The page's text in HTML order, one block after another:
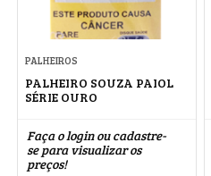
PALHEIROS
PALHEIRO SOUZA PAIOL
SÉRIE OURO
Faça o login ou cadastre-
se para visualizar os
preços!